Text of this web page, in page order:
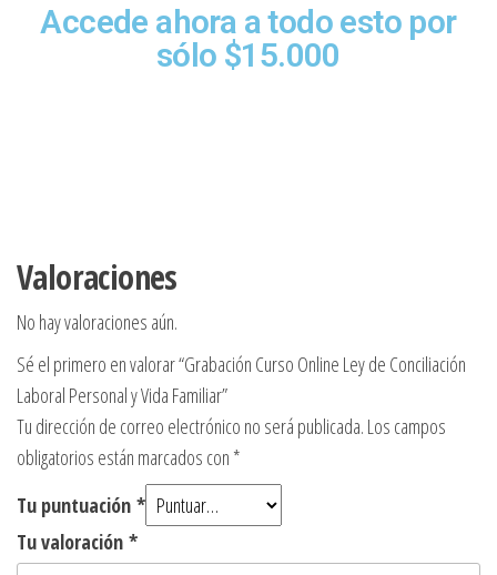
Accede ahora a todo esto por
sólo $15.000
Valoraciones
No hay valoraciones aún.
Sé el primero en valorar “Grabación Curso Online Ley de Conciliación
Laboral Personal y Vida Familiar”
Tu dirección de correo electrónico no será publicada. Los campos
obligatorios están marcados con *
Tu puntuación *
Tu valoración *